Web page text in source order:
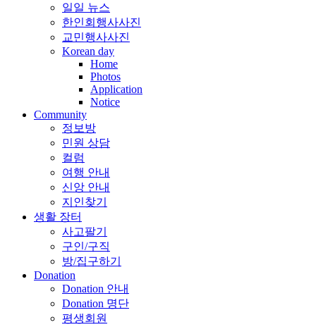
일일 뉴스
한인회행사사진
교민행사사진
Korean day
Home
Photos
Application
Notice
Community
정보방
민원 상담
컬럼
여행 안내
신앙 안내
지인찾기
생활 장터
사고팔기
구인/구직
방/집구하기
Donation
Donation 안내
Donation 명단
평생회원